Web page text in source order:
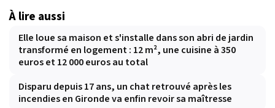
À lire aussi
Elle loue sa maison et s'installe dans son abri de jardin
transformé en logement : 12 m², une cuisine à 350
euros et 12 000 euros au total
Disparu depuis 17 ans, un chat retrouvé après les
incendies en Gironde va enfin revoir sa maîtresse